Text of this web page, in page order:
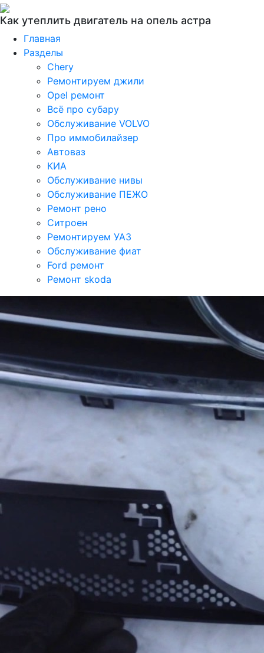
Как утеплить двигатель на опель астра
Главная
Разделы
Chery
Ремонтируем джили
Opel ремонт
Всё про субару
Обслуживание VOLVO
Про иммобилайзер
Автоваз
КИА
Обслуживание нивы
Обслуживание ПЕЖО
Ремонт рено
Ситроен
Ремонтируем УАЗ
Обслуживание фиат
Ford ремонт
Ремонт skoda